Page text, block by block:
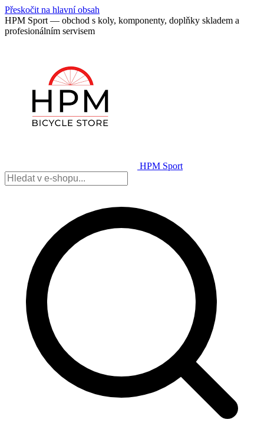
Přeskočit na hlavní obsah
HPM Sport — obchod s koly, komponenty, doplňky skladem a
profesionálním servisem
HPM Sport